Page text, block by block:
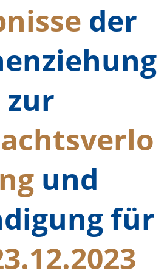
der
zur
und
für